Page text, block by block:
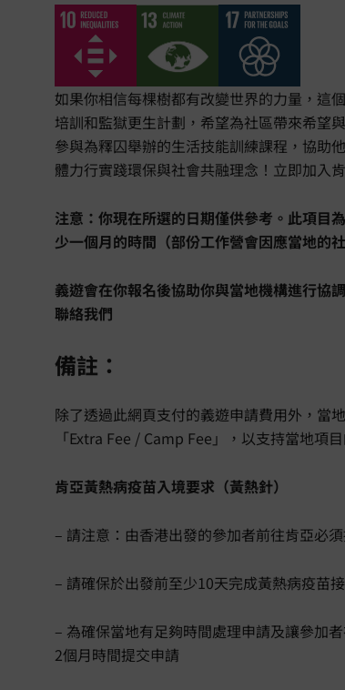
如果你相信每棵樹都有改變世界的力量，這
培訓和監獄更生計劃，希望為社區帶來希望
參與為釋囚舉辦的生活技能訓練課程，協助
體力行實踐環保與社會共融理念！立即加入
注意：你現在所選的日期僅供參考。此項目
少一個月的時間（部份工作營會因應當地的
義遊會在你報名後協助你與當地機構進行協
聯絡我們
備註：
除了透過此網頁支付的義遊申請費用外，當
「Extra Fee / Camp Fee」，以支持當地項
肯亞黃熱病疫苗入境要求（黃熱針）
– 請注意：由香港出發的參加者前往肯亞必
– 請確保於出發前至少10天完成黃熱病疫苗
– 為確保當地有足夠時間處理申請及讓參加
2個月時間提交申請